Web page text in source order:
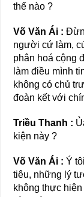
thế nào ?
Võ Văn Ái :
người cứ làm,
phân hoá cộng
làm điều mình
không có chủ
đoàn kết với
Triều Thanh :
kiện này ?
Võ Văn Ái :Ý
tiêu, những lý
không thực